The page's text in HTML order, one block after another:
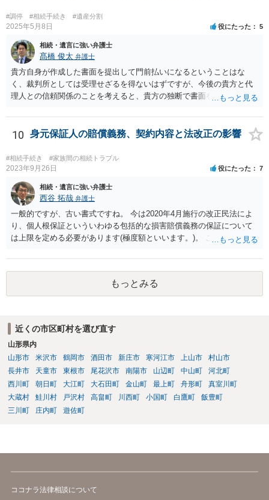
#調停 #相続手続き #遺産分割
2025年5月8日 役にたった 5
相続・遺言に強い弁護士
髙橋 俊太 弁護士
貴方自身が作成した書面を提出して門前払いになるということはな
く、裁判所としては受理せざるを得ないはずですが、今後の貴方と代
理人との信頼関係のことを考えると、貴方の独断で書面を提出したり
士が主張書面の提出を渋っているようですが、弁護士として提出の実
益がないと考えている可能性もあると思いますので、そのあたりも含
めて、弁護士見解を確認等するためによく打ち合わせた方がよいと思
います。単に面倒臭いということで書面提出をしないということであ
れば、当該弁護士との委任関係を修了した上で、貴方のほうで書面提
出することを検討なさった方がよいでしょう。
10 身元保証人の賠償義務、契約内容と法改正の影響
#相続手続き #家族間の相続トラブル
2023年9月26日 役にたった 7
相続・遺言に強い弁護士
西谷 拓哉 弁護士
一般的ですが、古い書式ですね。 今は2020年4月施行の改正民法によ
り、個人根保証といういわゆる包括的な損害賠償義務の保証について
は上限を定める必要があります(極度額といいます。)。 この書式にサ
り、会社側は請求できない可能性が高そうです。
もっとみる
近くの市区町村を選び直す
山形県内
山形市
米沢市 鶴岡市 酒田市 新庄市 寒河江市 上山市
村山市
長井市
天童市 東根市 尾花沢市 南陽市 山辺町 中山町
河北町
西川町
朝日町 大江町 大石田町 金山町 最上町 舟形町
真室川町
大蔵村
鮭川村 戸沢村 高畠町 川西町 小国町 白鷹町
飯豊町
三川町
庄内町 遊佐町
ココナラ法律相談について